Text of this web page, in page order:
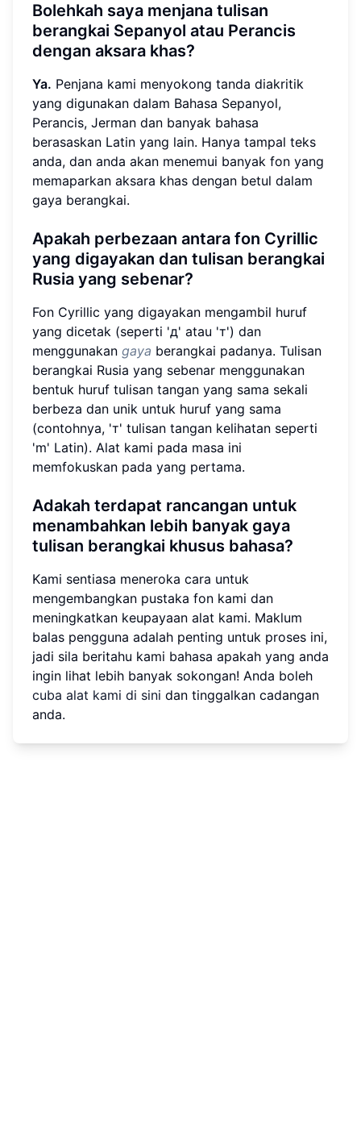
Bolehkah saya menjana tulisan
berangkai Sepanyol atau Perancis
dengan aksara khas?
Ya. Penjana kami menyokong tanda diakritik
yang digunakan dalam Bahasa Sepanyol,
Perancis, Jerman dan banyak bahasa
berasaskan Latin yang lain. Hanya tampal teks
anda, dan anda akan menemui banyak fon yang
memaparkan aksara khas dengan betul dalam
gaya berangkai.
Apakah perbezaan antara fon Cyrillic
yang digayakan dan tulisan berangkai
Rusia yang sebenar?
Fon Cyrillic yang digayakan mengambil huruf
yang dicetak (seperti 'д' atau 'т') dan
menggunakan gaya berangkai padanya. Tulisan
berangkai Rusia yang sebenar menggunakan
bentuk huruf tulisan tangan yang sama sekali
berbeza dan unik untuk huruf yang sama
(contohnya, 'т' tulisan tangan kelihatan seperti
'm' Latin). Alat kami pada masa ini
memfokuskan pada yang pertama.
Adakah terdapat rancangan untuk
menambahkan lebih banyak gaya
tulisan berangkai khusus bahasa?
Kami sentiasa meneroka cara untuk
mengembangkan pustaka fon kami dan
meningkatkan keupayaan alat kami. Maklum
balas pengguna adalah penting untuk proses ini,
jadi sila beritahu kami bahasa apakah yang anda
ingin lihat lebih banyak sokongan! Anda boleh
cuba alat kami di sini dan tinggalkan cadangan
anda.